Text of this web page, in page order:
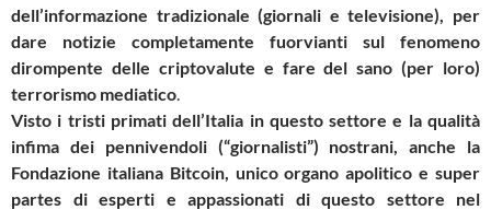
dell’informazione tradizionale (giornali e televisione), per
dare notizie completamente fuorvianti sul fenomeno
dirompente delle criptovalute e fare del sano (per loro)
terrorismo mediatico.
Visto i tristi primati dell’Italia in questo settore e la qualità
infima dei pennivendoli (“giornalisti”) nostrani, anche la
Fondazione italiana Bitcoin, unico organo apolitico e super
partes di esperti e appassionati di questo settore nel